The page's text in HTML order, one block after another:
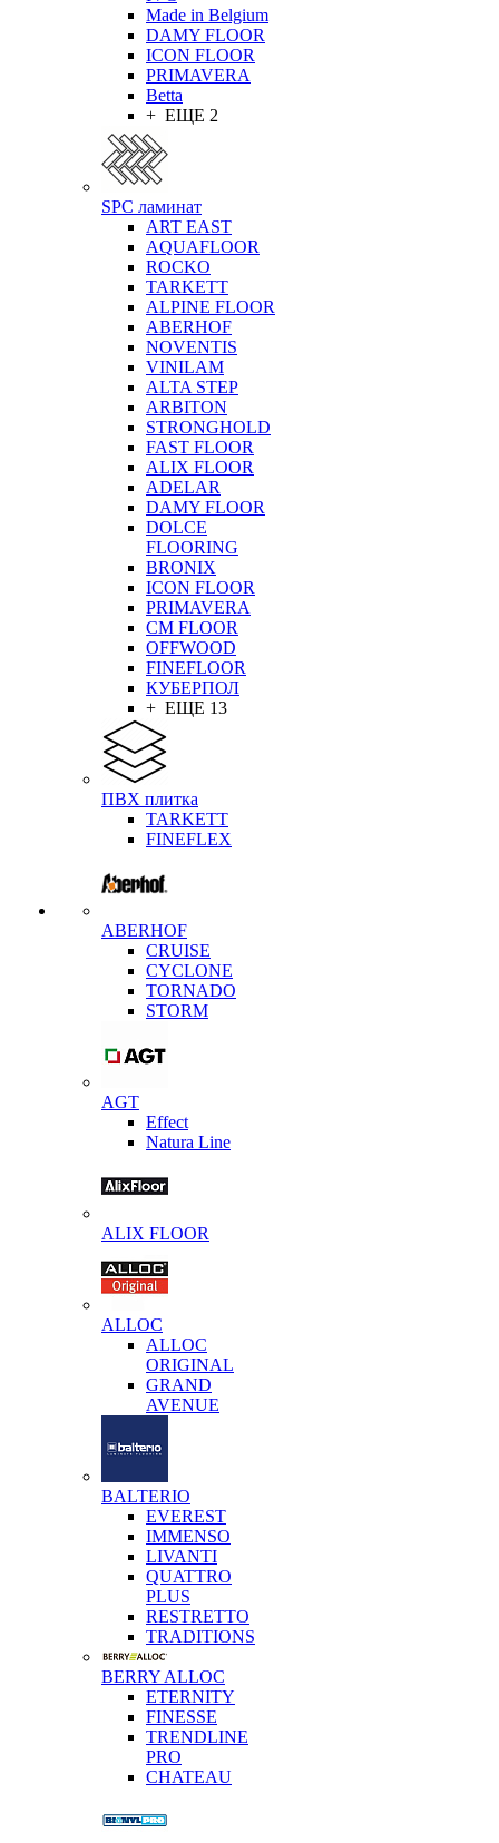
Made in Belgium
DAMY FLOOR
ICON FLOOR
PRIMAVERA
Betta
+ ЕЩЕ 2
SPC ламинат
ART EAST
AQUAFLOOR
ROCKO
TARKETT
ALPINE FLOOR
ABERHOF
NOVENTIS
VINILAM
ALTA STEP
ARBITON
STRONGHOLD
FAST FLOOR
ALIX FLOOR
ADELAR
DAMY FLOOR
DOLCE
FLOORING
BRONIX
ICON FLOOR
PRIMAVERA
CM FLOOR
OFFWOOD
FINEFLOOR
КУБЕРПОЛ
+ ЕЩЕ 13
ПВХ плитка
TARKETT
FINEFLEX
ABERHOF
CRUISE
CYCLONE
TORNADO
STORM
AGT
Effect
Natura Line
ALIX FLOOR
ALLOC
ALLOC
ORIGINAL
GRAND
AVENUE
BALTERIO
EVEREST
IMMENSO
LIVANTI
QUATTRO
PLUS
RESTRETTO
TRADITIONS
BERRY ALLOC
ETERNITY
FINESSE
TRENDLINE
PRO
CHATEAU